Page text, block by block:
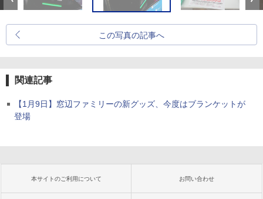
この写真の記事へ
関連記事
【1月9日】窓辺ファミリーの新グッズ、今度はブランケットが
登場
本サイトのご利用について お問い合わせ